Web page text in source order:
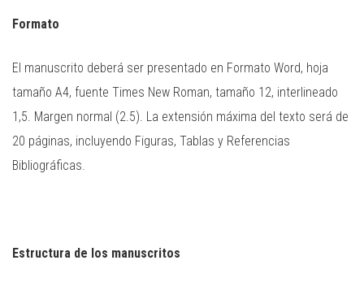
Formato
El manuscrito deberá ser presentado en Formato Word, hoja
tamaño A4, fuente Times New Roman, tamaño 12, interlineado
1,5. Margen normal (2.5). La extensión máxima del texto será de
20 páginas, incluyendo Figuras, Tablas y Referencias
Bibliográficas.
Estructura de los manuscritos